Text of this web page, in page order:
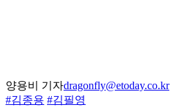
양용비 기자dragonfly@etoday.co.kr
#김종용 #김필영